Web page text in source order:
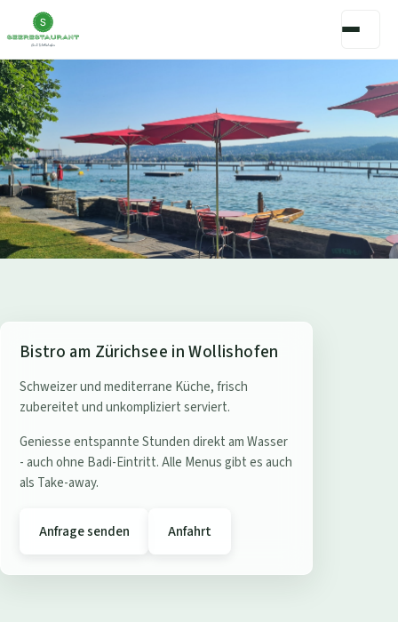
S
e
e
e
s
r
Bistro am Zürichsee in Wollishofen
Schweizer und mediterrane Küche, frisch
zubereitet und unkompliziert serviert.
Geniesse entspannte Stunden direkt am Wasser
- auch ohne Badi-Eintritt. Alle Menus gibt es auch
als Take-away.
Anfrage senden Anfahrt